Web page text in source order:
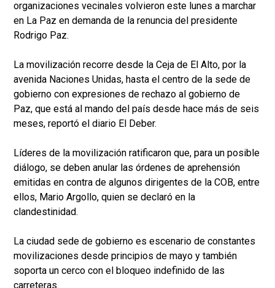
organizaciones vecinales volvieron este lunes a marchar
en La Paz en demanda de la renuncia del presidente
Rodrigo Paz.
La movilización recorre desde la Ceja de El Alto, por la
avenida Naciones Unidas, hasta el centro de la sede de
gobierno con expresiones de rechazo al gobierno de
Paz, que está al mando del país desde hace más de seis
meses, reportó el diario El Deber.
Líderes de la movilización ratificaron que, para un posible
diálogo, se deben anular las órdenes de aprehensión
emitidas en contra de algunos dirigentes de la COB, entre
ellos, Mario Argollo, quien se declaró en la
clandestinidad.
La ciudad sede de gobierno es escenario de constantes
movilizaciones desde principios de mayo y también
soporta un cerco con el bloqueo indefinido de las
carreteras.